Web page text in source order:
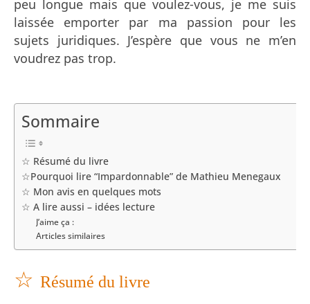
peu longue mais que voulez-vous, je me suis
laissée emporter par ma passion pour les
sujets juridiques. J’espère que vous ne m’en
voudrez pas trop.
Sommaire
☆ Résumé du livre
☆Pourquoi lire “Impardonnable” de Mathieu Menegaux
☆ Mon avis en quelques mots
☆ A lire aussi – idées lecture
J’aime ça :
Articles similaires
☆ Résumé du livre